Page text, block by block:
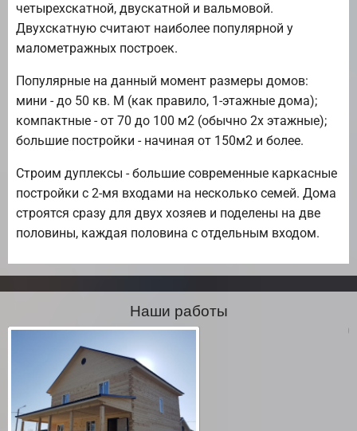
четырехскатной, двускатной и вальмовой.
Двухскатную считают наиболее популярной у
малометражных построек.
Популярные на данный момент размеры домов:
мини - до 50 кв. М (как правило, 1-этажные дома);
компактные - от 70 до 100 м2 (обычно 2х этажные);
большие постройки - начиная от 150м2 и более.
Строим дуплексы - большие современные каркасные
постройки с 2-мя входами на несколько семей. Дома
строятся сразу для двух хозяев и поделены на две
половины, каждая половина с отдельным входом.
Наши работы